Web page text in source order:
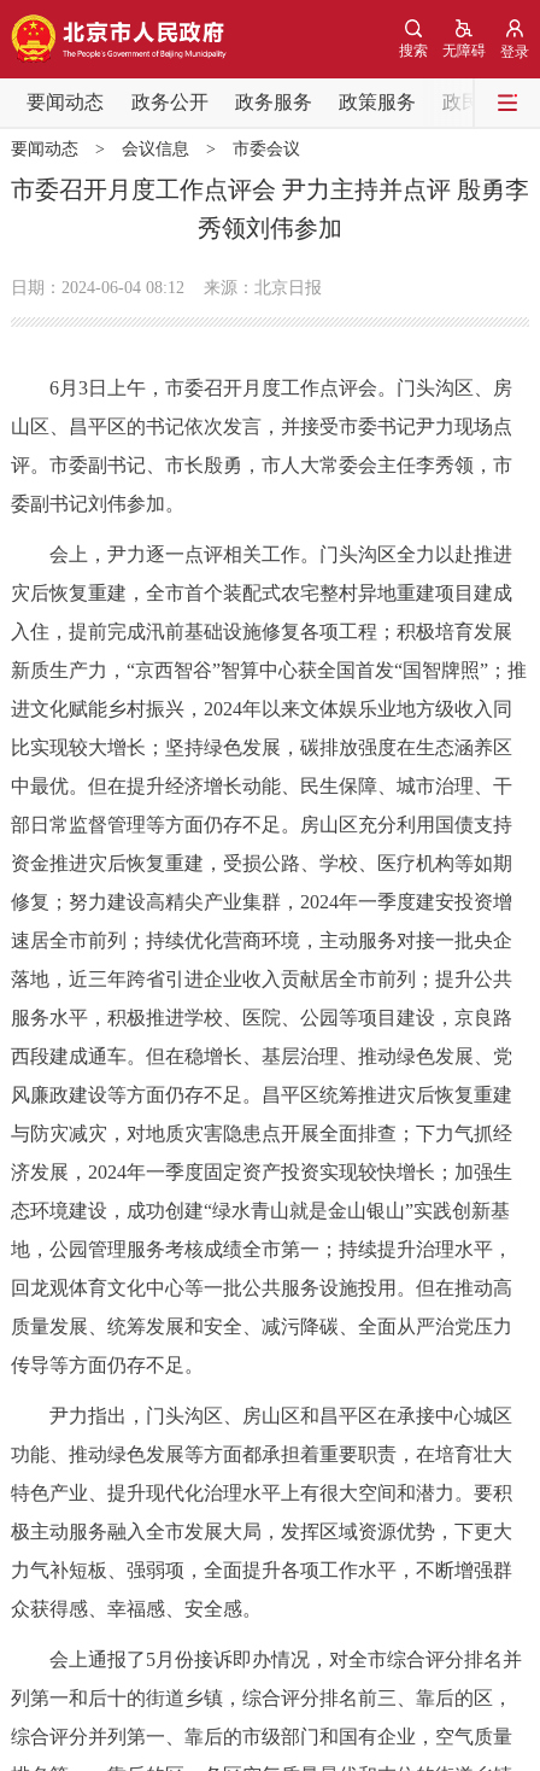
登录
无障碍
搜索
要闻动态 政务公开 政务服务 政策服务 政民互动
要闻动态
党中央精神 国务院信息
会议信息
市领导 机构职能 政策服务
政策兑现
政务服务
中介服务 阳光政务
政民互动
参与调查 在线访谈 图说互动
走进北京
绿色北京 图说北京 视频北京
多语种
DEUTSCH FRANÇAIS РУССКИЙ ЯЗЫК
ESPAÑOL العربية PORTUGUÊS
ITALIANO
回到顶部
要闻动态> 会议信息 > 市委会议
市委召开月度工作点评会 尹力主持并点评 殷勇李
秀领刘伟参加
日期：2024-06-04 08:12 来源：北京日报
6月3日上午，市委召开月度工作点评会。门头沟区、房
山区、昌平区的书记依次发言，并接受市委书记尹力现场点
评。市委副书记、市长殷勇，市人大常委会主任李秀领，市
委副书记刘伟参加。
会上，尹力逐一点评相关工作。门头沟区全力以赴推进
灾后恢复重建，全市首个装配式农宅整村异地重建项目建成
入住，提前完成汛前基础设施修复各项工程；积极培育发展
新质生产力，“京西智谷”智算中心获全国首发“国智牌照”；推
进文化赋能乡村振兴，2024年以来文体娱乐业地方级收入同
比实现较大增长；坚持绿色发展，碳排放强度在生态涵养区
中最优。但在提升经济增长动能、民生保障、城市治理、干
部日常监督管理等方面仍存不足。房山区充分利用国债支持
资金推进灾后恢复重建，受损公路、学校、医疗机构等如期
修复；努力建设高精尖产业集群，2024年一季度建安投资增
速居全市前列；持续优化营商环境，主动服务对接一批央企
落地，近三年跨省引进企业收入贡献居全市前列；提升公共
服务水平，积极推进学校、医院、公园等项目建设，京良路
西段建成通车。但在稳增长、基层治理、推动绿色发展、党
风廉政建设等方面仍存不足。昌平区统筹推进灾后恢复重建
与防灾减灾，对地质灾害隐患点开展全面排查；下力气抓经
济发展，2024年一季度固定资产投资实现较快增长；加强生
态环境建设，成功创建“绿水青山就是金山银山”实践创新基
地，公园管理服务考核成绩全市第一；持续提升治理水平，
回龙观体育文化中心等一批公共服务设施投用。但在推动高
质量发展、统筹发展和安全、减污降碳、全面从严治党压力
传导等方面仍存不足。
尹力指出，门头沟区、房山区和昌平区在承接中心城区
功能、推动绿色发展等方面都承担着重要职责，在培育壮大
特色产业、提升现代化治理水平上有很大空间和潜力。要积
极主动服务融入全市发展大局，发挥区域资源优势，下更大
力气补短板、强弱项，全面提升各项工作水平，不断增强群
众获得感、幸福感、安全感。
会上通报了5月份接诉即办情况，对全市综合评分排名并
列第一和后十的街道乡镇，综合评分排名前三、靠后的区，
综合评分并列第一、靠后的市级部门和国有企业，空气质量